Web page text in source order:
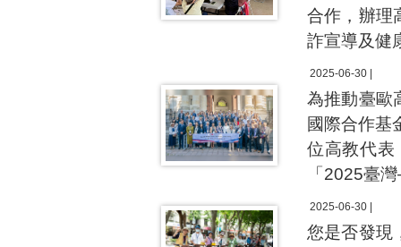
合作，辦理
詐宣導及健
2025-06-30 |
為推動臺歐
國際合作基
位高教代
「2025臺
2025-06-30 |
您是否發現